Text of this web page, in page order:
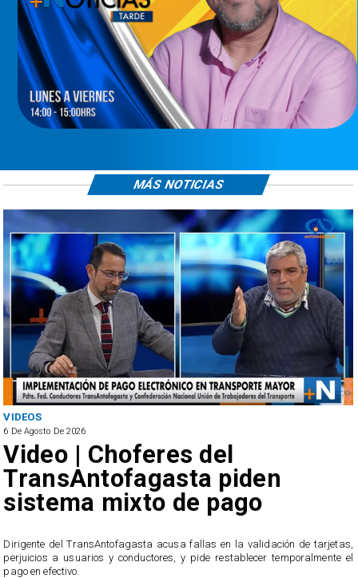
VIDEOS
6 De Agosto De 2026
Video | Choferes del
TransAntofagasta piden
sistema mixto de pago
​Dirigente del TransAntofagasta acusa fallas en la validación de tarjetas,
perjuicios a usuarios y conductores, y pide restablecer temporalmente el
pago en efectivo.
MÁS NOTICIAS